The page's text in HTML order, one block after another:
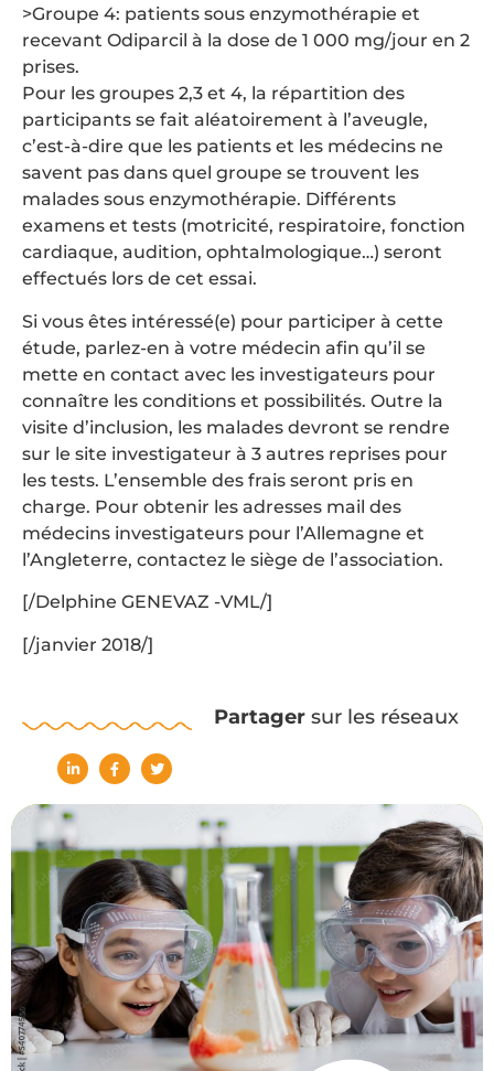
>Groupe 4: patients sous enzymothérapie et
recevant Odiparcil à la dose de 1 000 mg/jour en 2
prises.
Pour les groupes 2,3 et 4, la répartition des
participants se fait aléatoirement à l’aveugle,
c’est-à-dire que les patients et les médecins ne
savent pas dans quel groupe se trouvent les
malades sous enzymothérapie. Différents
examens et tests (motricité, respiratoire, fonction
cardiaque, audition, ophtalmologique…) seront
effectués lors de cet essai.
Si vous êtes intéressé(e) pour participer à cette
étude, parlez-en à votre médecin afin qu’il se
mette en contact avec les investigateurs pour
connaître les conditions et possibilités. Outre la
visite d’inclusion, les malades devront se rendre
sur le site investigateur à 3 autres reprises pour
les tests. L’ensemble des frais seront pris en
charge. Pour obtenir les adresses mail des
médecins investigateurs pour l’Allemagne et
l’Angleterre, contactez le siège de l’association.
[/Delphine GENEVAZ -VML/]
[/janvier 2018/]
Partagersur les réseaux